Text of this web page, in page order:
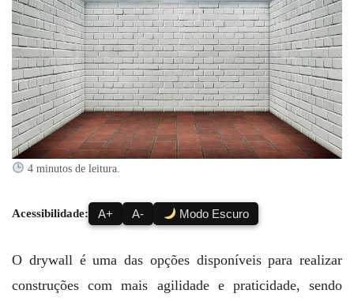
4 minutos de leitura.
Acessibilidade: A+ A- Modo Escuro
O drywall é uma das opções disponíveis para realizar
construções com mais agilidade e praticidade, sendo